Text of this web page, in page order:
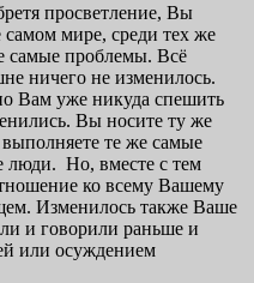
просветление, Вы
мире, среди тех же
самые проблемы. Всё
ничего не изменилось.
Вам уже никуда спешить
Вы носите ту же
те же самые
люди. Но, вместе с тем
ко всему Вашему
Изменилось также Ваше
и говорили раньше и
или осуждением